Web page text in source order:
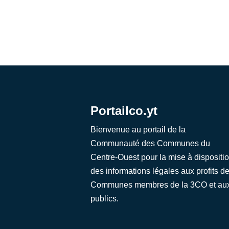
Portailco.yt
Bienvenue au portail de la
Communauté des Communes du
Centre-Ouest pour la mise à
des informations légales aux profits
Communes membres de la 3CO et
publics.